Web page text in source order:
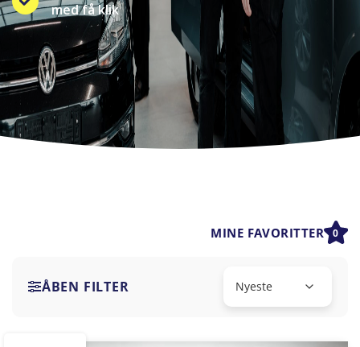
med få klik
MINE FAVORITTER 0
ÅBEN FILTER